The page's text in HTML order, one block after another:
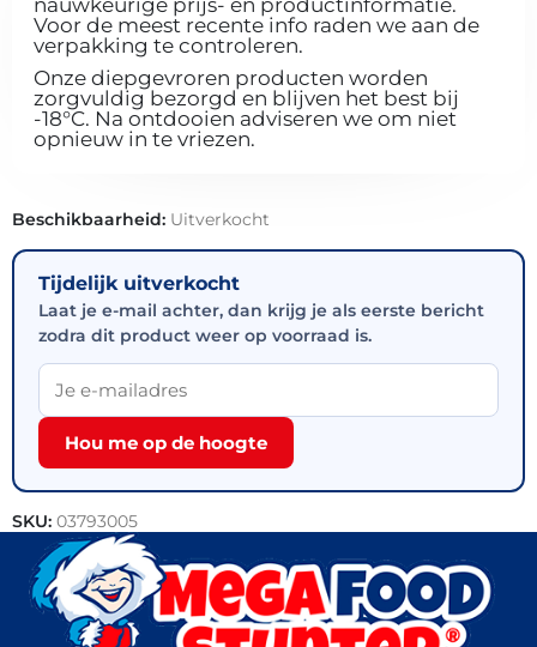
nauwkeurige prijs- en productinformatie.
Voor de meest recente info raden we aan de
verpakking te controleren.
Onze diepgevroren producten worden
zorgvuldig bezorgd en blijven het best bij
-18°C. Na ontdooien adviseren we om niet
opnieuw in te vriezen.
Beschikbaarheid: Uitverkocht
Tijdelijk uitverkocht
Laat je e-mail achter, dan krijg je als eerste bericht
zodra dit product weer op voorraad is.
Hou me op de hoogte
SKU: 03793005
Categorieën:IJs